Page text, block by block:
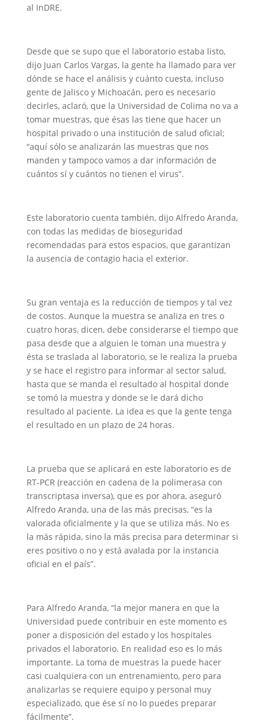
al InDRE.
Desde que se supo que el laboratorio estaba listo,
dijo Juan Carlos Vargas, la gente ha llamado para ver
dónde se hace el análisis y cuánto cuesta, incluso
gente de Jalisco y Michoacán, pero es necesario
decirles, aclaró, que la Universidad de Colima no va a
tomar muestras, que ésas las tiene que hacer un
hospital privado o una institución de salud oficial;
“aquí sólo se analizarán las muestras que nos
manden y tampoco vamos a dar información de
cuántos sí y cuántos no tienen el virus”.
Este laboratorio cuenta también, dijo Alfredo Aranda,
con todas las medidas de bioseguridad
recomendadas para estos espacios, que garantizan
la ausencia de contagio hacia el exterior.
Su gran ventaja es la reducción de tiempos y tal vez
de costos. Aunque la muestra se analiza en tres o
cuatro horas, dicen, debe considerarse el tiempo que
pasa desde que a alguien le toman una muestra y
ésta se traslada al laboratorio, se le realiza la prueba
y se hace el registro para informar al sector salud,
hasta que se manda el resultado al hospital donde
se tomó la muestra y donde se le dará dicho
resultado al paciente. La idea es que la gente tenga
el resultado en un plazo de 24 horas.
La prueba que se aplicará en este laboratorio es de
RT-PCR (reacción en cadena de la polimerasa con
transcriptasa inversa), que es por ahora, aseguró
Alfredo Aranda, una de las más precisas, “es la
valorada oficialmente y la que se utiliza más. No es
la más rápida, sino la más precisa para determinar si
eres positivo o no y está avalada por la instancia
oficial en el país”.
Para Alfredo Aranda, “la mejor manera en que la
Universidad puede contribuir en este momento es
poner a disposición del estado y los hospitales
privados el laboratorio. En realidad eso es lo más
importante. La toma de muestras la puede hacer
casi cualquiera con un entrenamiento, pero para
analizarlas se requiere equipo y personal muy
especializado, que ése sí no lo puedes preparar
fácilmente”.